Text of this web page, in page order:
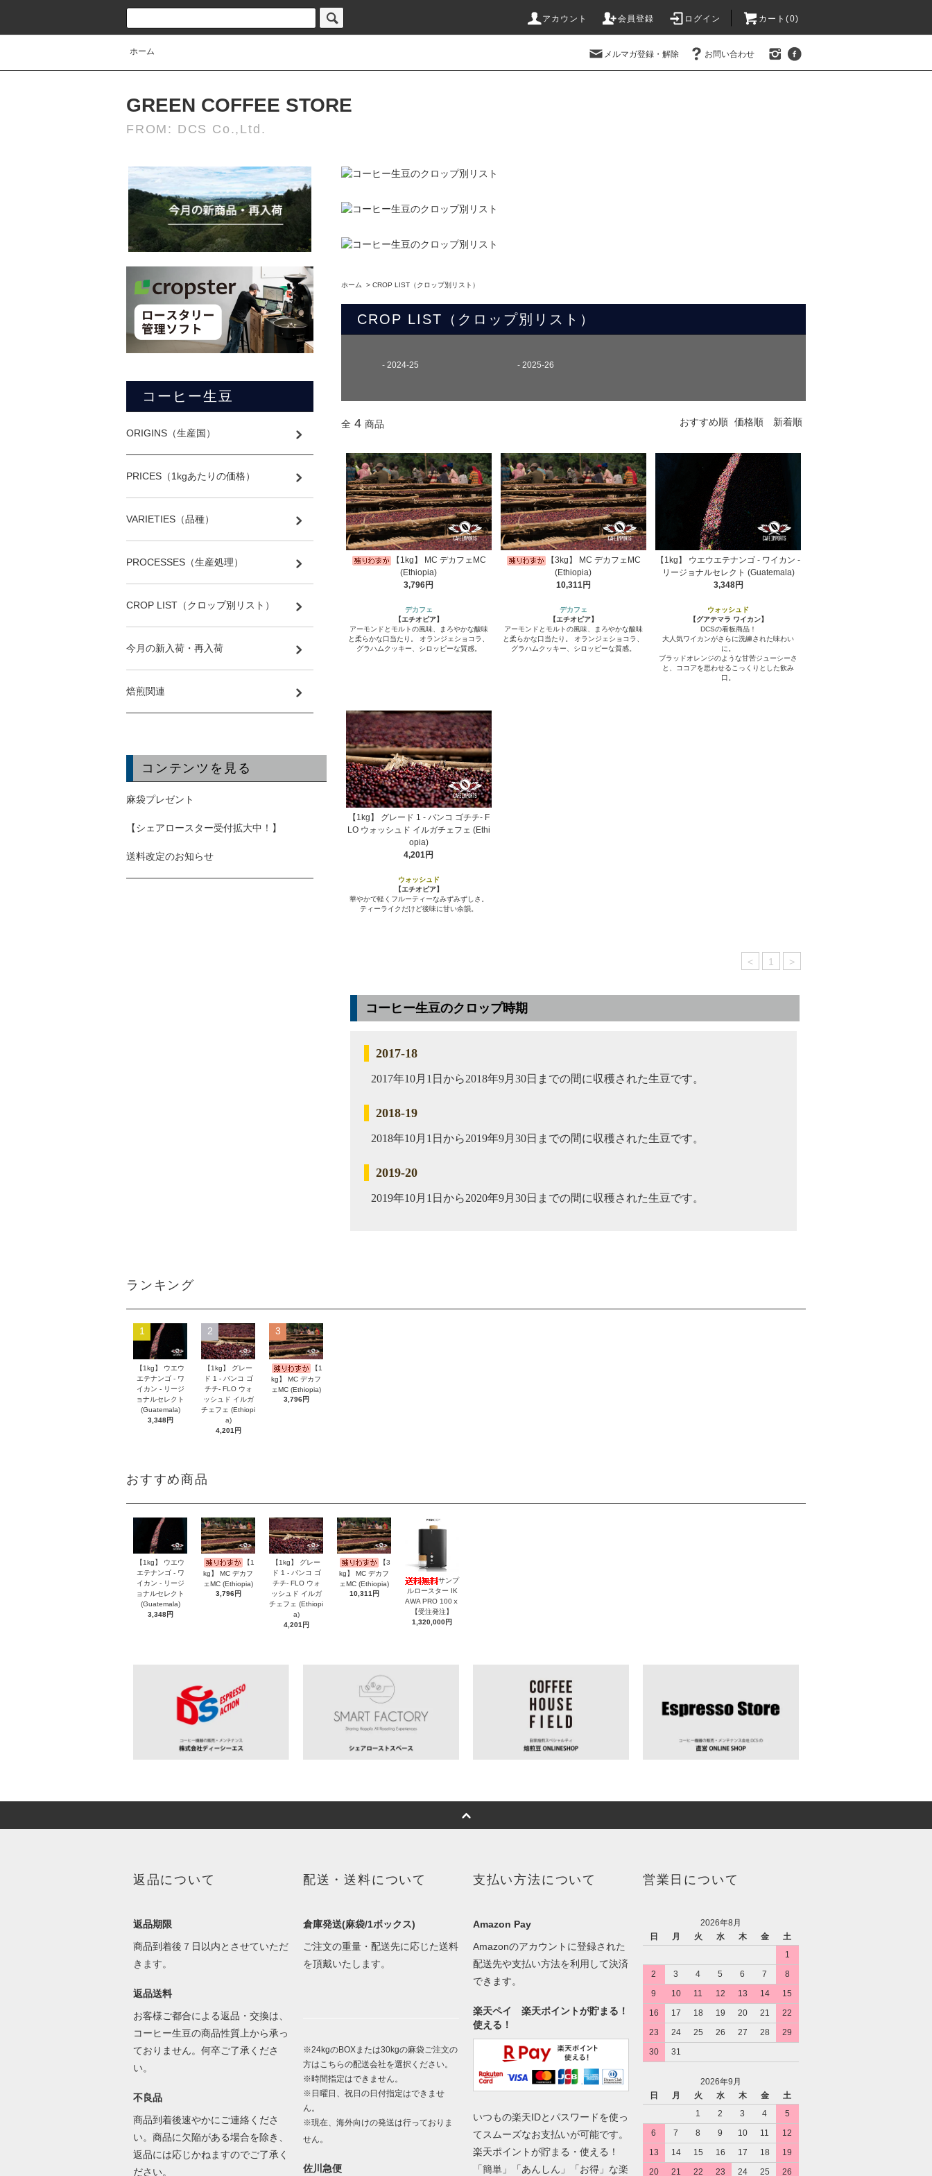
アカウント 会員登録 ログイン カート(0)
ホーム メルマガ登録・解除 お問い合わせ
GREEN COFFEE STORE
FROM: DCS Co.,Ltd.
ホーム > CROP LIST（クロップ別リスト）
CROP LIST（クロップ別リスト）
2024-25 2025-26
全 4 商品 おすすめ順 価格順 新着順
【1kg】 MC デカフェMC
(Ethiopia)
3,796円
デカフェ
【エチオピア】
アーモンドとモルトの風味、まろやかな酸味
と柔らかな口当たり。 オランジェショコラ、
グラハムクッキー、シロッピーな質感。
【3kg】 MC デカフェMC
(Ethiopia)
10,311円
デカフェ
【エチオピア】
アーモンドとモルトの風味、まろやかな酸味
と柔らかな口当たり。 オランジェショコラ、
グラハムクッキー、シロッピーな質感。
【1kg】 ウエウエテナンゴ - ワイカン -
リージョナルセレクト (Guatemala)
3,348円
ウォッシュド
【グアテマラ ワイカン】
DCSの看板商品！
大人気ワイカンがさらに洗練された味わい
に。
ブラッドオレンジのような甘苦ジューシーさ
と、ココアを思わせるこっくりとした飲み
口。
【1kg】 グレード 1 - バンコ ゴチチ- F
LO ウォッシュド イルガチェフェ (Ethi
opia)
4,201円
ウォッシュド
【エチオピア】
華やかで軽くフルーティーなみずみずしさ。
ティーライクだけど後味に甘い余韻。
< 1 >
コーヒー生豆のクロップ時期
2017-18
2017年10月1日から2018年9月30日までの間に収穫された生豆です。
2018-19
2018年10月1日から2019年9月30日までの間に収穫された生豆です。
2019-20
2019年10月1日から2020年9月30日までの間に収穫された生豆です。
コーヒー生豆
ORIGINS（生産国）
PRICES（1kgあたりの価格）
VARIETIES（品種）
PROCESSES（生産処理）
CROP LIST（クロップ別リスト）
今月の新入荷・再入荷
焙煎関連
コンテンツを見る
麻袋プレゼント
【シェアロースター受付拡大中！】
送料改定のお知らせ
ランキング
1
【1kg】 ウエウ
エテナンゴ - ワ
イカン - リージ
ョナルセレクト
(Guatemala)
3,348円
2
【1kg】 グレー
ド 1 - バンコ ゴ
チチ- FLO ウォ
ッシュド イルガ
チェフェ (Ethiopi
a)
4,201円
3
【1
kg】 MC デカフ
ェMC (Ethiopia)
3,796円
おすすめ商品
【1kg】 ウエウ
エテナンゴ - ワ
イカン - リージ
ョナルセレクト
(Guatemala)
3,348円
【1
kg】 MC デカフ
ェMC (Ethiopia)
3,796円
【1kg】 グレー
ド 1 - バンコ ゴ
チチ- FLO ウォ
ッシュド イルガ
チェフェ (Ethiopi
a)
4,201円
【3
kg】 MC デカフ
ェMC (Ethiopia)
10,311円
サンプ
ルロースター IK
AWA PRO 100ⅹ
【受注発注】
1,320,000円
返品について
返品期限
商品到着後７日以内とさせていただ
きます。
返品送料
お客様ご都合による返品・交換は、
コーヒー生豆の商品性質上から承っ
ておりません。何卒ご了承くださ
い。
不良品
商品到着後速やかにご連絡くださ
い。商品に欠陥がある場合を除き、
返品には応じかねますのでご了承く
ださい。
配送・送料について
倉庫発送(麻袋/1ボックス)
ご注文の重量・配送先に応じた送料
を頂戴いたします。
※24kgのBOXまたは30kgの麻袋ご注文の
方はこちらの配送会社を選択ください。
※時間指定はできません。
※日曜日、祝日の日付指定はできませ
ん。
※現在、海外向けの発送は行っておりま
せん。
佐川急便
支払い方法について
Amazon Pay
Amazonのアカウントに登録された
配送先や支払い方法を利用して決済
できます。
楽天ペイ 楽天ポイントが貯まる！
使える！
いつもの楽天IDとパスワードを使っ
てスムーズなお支払いが可能です。
楽天ポイントが貯まる・使える！
「簡単」「あんしん」「お得」な楽
営業日について
2026年8月
日
月 火 水 木 金
土
1
2
3 4 5 6 7
8
9
10 11 12 13 14
15
16
17 18 19 20 21
22
23
24 25 26 27 28
29
30
31
2026年9月
日
月 火 水 木 金
土
1
2 3 4
5
6
7 8 9 10 11
12
13
14 15 16 17 18
19
20
21 22 23 24 25 26